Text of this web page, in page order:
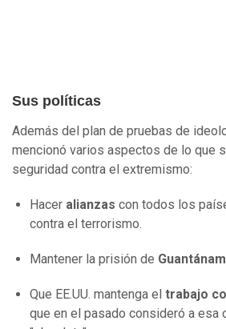
Sus políticas
Además del plan de pruebas de
mencionó varios aspectos de lo que
seguridad contra el extremismo:
Hacer alianzas con todos los
contra el terrorismo.
Mantener la prisión de
Que EE.UU. mantenga el trabajo
que en el pasado consideró a esa